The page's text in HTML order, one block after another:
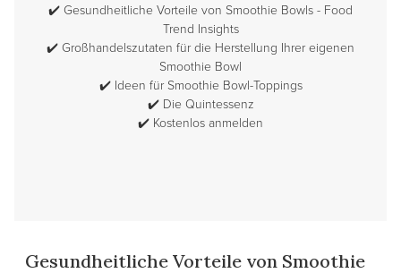
✔️ Gesundheitliche Vorteile von Smoothie Bowls - Food
Trend Insights
✔️ Großhandelszutaten für die Herstellung Ihrer eigenen
Smoothie Bowl
✔️ Ideen für Smoothie Bowl-Toppings
✔️ Die Quintessenz
✔️ Kostenlos anmelden
Gesundheitliche Vorteile von Smoothie